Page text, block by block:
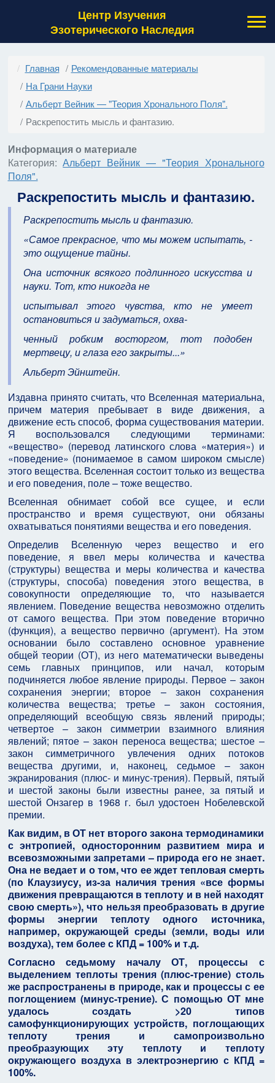
Центр Изучения
Эзотерического Наследия
Главная
Рекомендованные материалы
На Грани Науки
Альберт Вейник — "Теория Хронального Поля".
Раскрепостить мысль и фантазию.
Информация о материале
Категория:Альберт Вейник — "Теория Хронального
Поля".
Раскрепостить мысль и фантазию.
Раскрепостить мысль и фантазию.
«Самое прекрасное, что мы можем испытать, -
это ощущение тайны.
Она источник всякого подлинного искусства и
науки. Тот, кто никогда не
испытывал этого чувства, кто не умеет
остановиться и задуматься, охва-
ченный робким восторгом, тот подобен
мертвецу, и глаза его закрыты...»
Альберт Эйнштейн.
Издавна принято считать, что Вселенная материальна,
причем материя пребывает в виде движения, а
движение есть способ, форма существования материи.
Я воспользовался следующими терминами:
«вещество» (перевод латинского слова «материя») и
«поведение» (понимаемое в самом широком смысле)
этого вещества. Вселенная состоит только из вещества
и его поведения, поле – тоже вещество.
Вселенная обнимает собой все сущее, и если
пространство и время существуют, они обязаны
охватываться понятиями вещества и его поведения.
Определив Вселенную через вещество и его
поведение, я ввел меры количества и качества
(структуры) вещества и меры количества и качества
(структуры, способа) поведения этого вещества, в
совокупности определяющие то, что называется
явлением. Поведение вещества невозможно отделить
от самого вещества. При этом поведение вторично
(функция), а вещество первично (аргумент). На этом
основании было составлено основное уравнение
общей теории (ОТ), из него математически выведены
семь главных принципов, или начал, которым
подчиняется любое явление природы. Первое – закон
сохранения энергии; второе – закон сохранения
количества вещества; третье – закон состояния,
определяющий всеобщую связь явлений природы;
четвертое – закон симметрии взаимного влияния
явлений; пятое – закон переноса вещества; шестое –
закон симметричного увлечения одних потоков
вещества другими, и, наконец, седьмое – закон
экранирования (плюс- и минус-трения). Первый, пятый
и шестой законы были известны ранее, за пятый и
шестой Онзагер в 1968 г. был удостоен Нобелевской
премии.
Как видим, в ОТ нет второго закона термодинамики
с энтропией, односторонним развитием мира и
всевозможными запретами – природа его не знает.
Она не ведает и о том, что ее ждет тепловая смерть
(по Клаузиусу, из-за наличия трения «все формы
движения превращаются в теплоту и в ней находят
свою смерть»), что нельзя преобразовать в другие
формы энергии теплоту одного источника,
например, окружающей среды (земли, воды или
воздуха), тем более с КПД = 100% и т.д.
Согласно седьмому началу ОТ, процессы с
выделением теплоты трения (плюс-трение) столь
же распространены в природе, как и процессы с ее
поглощением (минус-трение). С помощью ОТ мне
удалось создать >20 типов
самофункционирующих устройств, поглощающих
теплоту трения и самопроизвольно
преобразующих эту теплоту и теплоту
окружающего воздуха в электроэнергию с КПД =
100%.